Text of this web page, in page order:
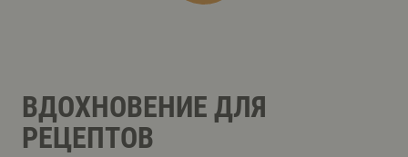
ВДОХНОВЕНИЕ ДЛЯ
РЕЦЕПТОВ